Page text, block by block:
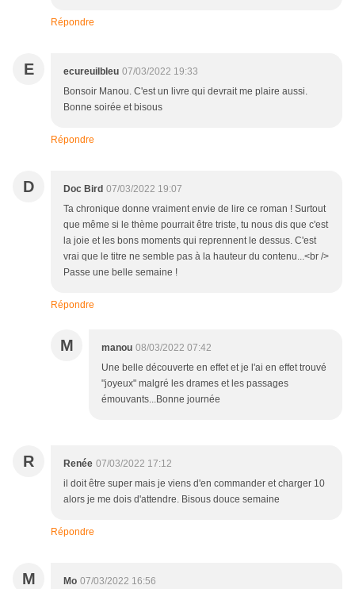
Répondre
E ecureuilbleu 07/03/2022 19:33
Bonsoir Manou. C'est un livre qui devrait me plaire aussi.
Bonne soirée et bisous
Répondre
D Doc Bird 07/03/2022 19:07
Ta chronique donne vraiment envie de lire ce roman ! Surtout
que même si le thème pourrait être triste, tu nous dis que c'est
la joie et les bons moments qui reprennent le dessus. C'est
vrai que le titre ne semble pas à la hauteur du contenu...<br />
Passe une belle semaine !
Répondre
M manou 08/03/2022 07:42
Une belle découverte en effet et je l'ai en effet trouvé
"joyeux" malgré les drames et les passages
émouvants...Bonne journée
R Renée 07/03/2022 17:12
il doit être super mais je viens d'en commander et charger 10
alors je me dois d'attendre. Bisous douce semaine
Répondre
M Mo 07/03/2022 16:56